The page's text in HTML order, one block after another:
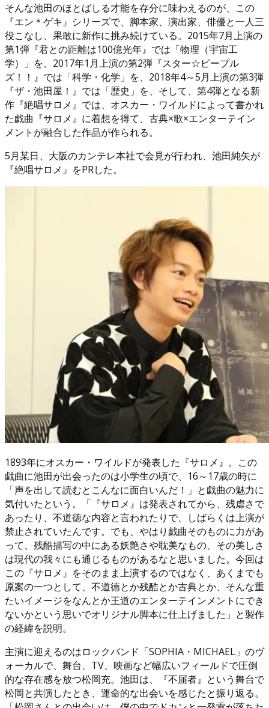
そんな池田のほとばしる才能を存分に味わえるのが、この
『エン＊ゲキ』シリーズで、脚本家、演出家、俳優と一人三
役こなし、果敢に新作に挑み続けている。2015年7月上演の
第1弾『君との距離は100億光年』では「物理（宇宙工
学）」を、2017年1月上演の第2弾『スター☆ピープル
ズ！！』では「科学・化学」を、2018年4～5月上演の第3弾
『ザ・池田屋！』では「歴史」を、そして、第4弾となる新
作『絶唱サロメ』では、オスカー・ワイルドによって書かれ
た戯曲『サロメ』に着想を得て、古典×歌×エンターテイン
メントが融合した作品が作られる。
5月某日、大阪のカンテレ本社で会見が行われ、池田純矢が
『絶唱サロメ』をPRした。
1893年にオスカー・ワイルドが発表した『サロメ』。この
戯曲に池田が出会ったのは小学生の頃で、16～17歳の時に
「声を出して読むとこんなに面白いんだ！」と戯曲の魅力に
気付いたという。「『サロメ』は発表されてから、残虐さで
あったり、不道徳な内容と言われたりで、しばらくは上演が
禁止されていたんです。でも、やはり戯曲そのものに力があ
って、残酷描写の中にある妖艶さや耽美なもの、その美しさ
は現代の我々にも通じるものがあるなと思いました。今回は
この『サロメ』をそのまま上演するのではなく、あくまでも
原案の一つとして、不道徳とか残酷とか古典とか、そんな重
たいイメージをなんとか王道のエンターテインメントにでき
ないかという思いでオリジナル脚本に仕上げました」と製作
の経緯を説明。
主演に迎えるのはロックバンド「SOPHIA・MICHAEL」のヴ
ォーカルで、舞台、TV、映画など幅広いフィールドで圧倒
的な存在感を放つ松岡充。池田は、『不届者』という舞台で
松岡と共演したとき、運命的な出会いを感じたと振り返る。